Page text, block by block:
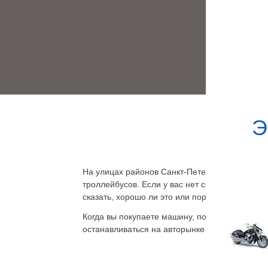
На улицах районов Санкт-Петербурга
троллейбусов. Если у вас нет собственной
сказать, хорошо ли это или пора сдавать
Когда вы покупаете машину, появляется
останавливаться на авторынке по выходным,